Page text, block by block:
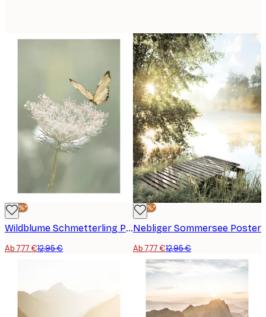
-40%*
Wildblume Schmetterling Poster
Ab 7,77 €12,95 €
-40%*
Nebliger Sommersee Poster
Ab 7,77 €12,95 €